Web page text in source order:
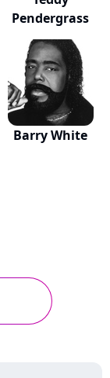
Pendergrass
Barry White